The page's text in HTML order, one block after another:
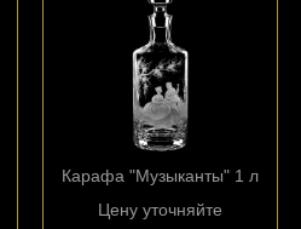
Карафа "Музыканты" 1 л
Цену уточняйте